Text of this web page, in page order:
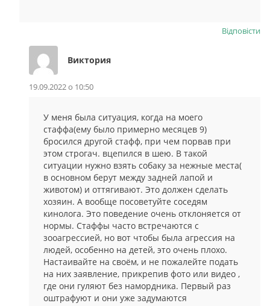
Відповіcти
Виктория
19.09.2022 о 10:50
У меня была ситуация, когда на моего
стаффа(ему было примерно месяцев 9)
бросился другой стафф, при чем порвав при
этом строгач. вцепился в шею. В такой
ситуации нужно взять собаку за нежные места(
в основном берут между задней лапой и
животом) и оттягивают. Это должен сделать
хозяин. А вообще посоветуйте соседям
кинолога. Это поведение очень отклоняется от
нормы. Стаффы часто встречаются с
зооагрессией, но вот чтобы была агрессия на
людей, особенно на детей, это очень плохо.
Настаивайте на своём, и не пожалейте подать
на них заявление, прикрепив фото или видео ,
где они гуляют без намордника. Первый раз
оштрафуют и они уже задумаются